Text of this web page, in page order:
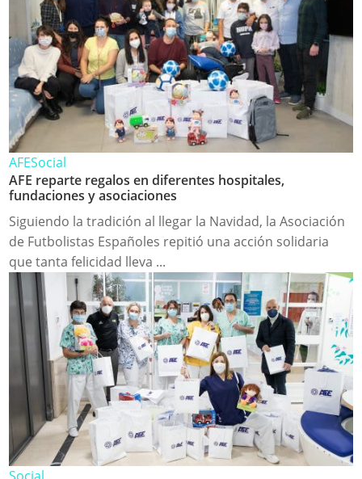
AFESocial
AFE reparte regalos en diferentes hospitales,
fundaciones y asociaciones
Siguiendo la tradición al llegar la Navidad, la Asociación
de Futbolistas Españoles repitió una acción solidaria
que tanta felicidad lleva ...